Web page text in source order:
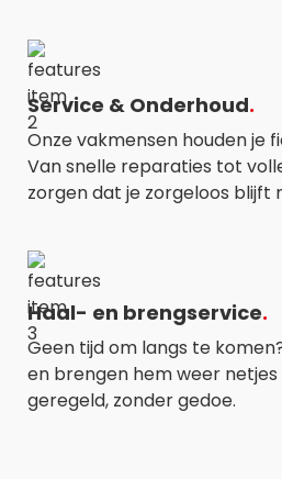
Service & Onderhoud
Onze vakmensen houden je
Van snelle reparaties tot
zorgen dat je zorgeloos blijft
Haal- en brengservice
Geen tijd om langs te
en brengen hem weer
geregeld, zonder gedoe.